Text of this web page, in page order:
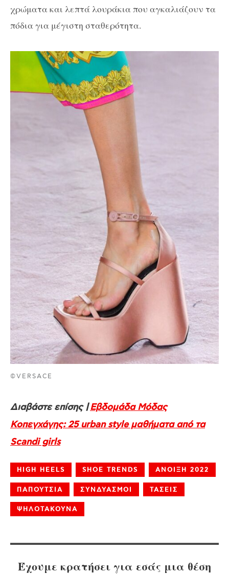
χρώματα και λεπτά λουράκια που αγκαλιάζουν τα
πόδια για μέγιστη σταθερότητα.
©VERSACE
Διαβάστε επίσης |Εβδομάδα Μόδας
Κοπεγχάγης: 25 urban style μαθήματα από τα
Scandi girls
HIGH HEELS SHOE TRENDS ΑΝΟΙΞΗ 2022
ΠΑΠΟΥΤΣΙΑ ΣΥΝΔΥΑΣΜΟΙ ΤΑΣΕΙΣ
ΨΗΛΟΤΑΚΟΥΝΑ
Έχουμε κρατήσει για εσάς μια θέση